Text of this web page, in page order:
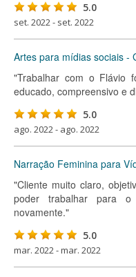
5.0
set. 2022 - set. 2022
Artes para mídias sociais -
"Trabalhar com o Flávio
educado, compreensivo e
5.0
ago. 2022 - ago. 2022
Narração Feminina para
"Cliente muito claro,
poder trabalhar para o
novamente."
5.0
mar. 2022 - mar. 2022